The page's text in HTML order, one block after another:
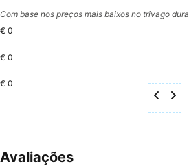
Com base nos preços mais baixos no trivago
€ 0
€ 0
€ 0
Avaliações